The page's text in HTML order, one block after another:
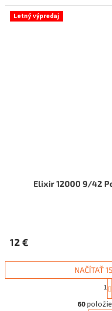
Letný výpredaj
Elixir 12000 9/42
12 €
O
NAČÍTAŤ
t
r
1
60